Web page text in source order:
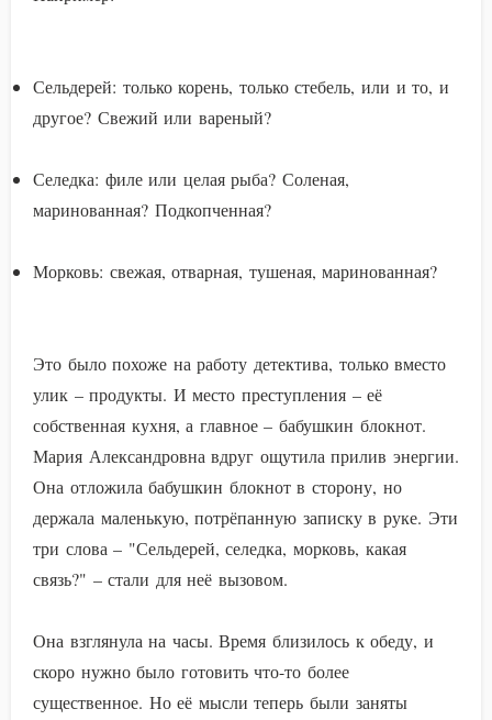
Сельдерей: только корень, только стебель, или и то, и
другое? Свежий или вареный?
Селедка: филе или целая рыба? Соленая,
маринованная? Подкопченная?
Морковь: свежая, отварная, тушеная, маринованная?
Это было похоже на работу детектива, только вместо
улик – продукты. И место преступления – её
собственная кухня, а главное – бабушкин блокнот.
Мария Александровна вдруг ощутила прилив энергии.
Она отложила бабушкин блокнот в сторону, но
держала маленькую, потрёпанную записку в руке. Эти
три слова – "Сельдерей, селедка, морковь, какая
связь?" – стали для неё вызовом.
Она взглянула на часы. Время близилось к обеду, и
скоро нужно было готовить что-то более
существенное. Но её мысли теперь были заняты